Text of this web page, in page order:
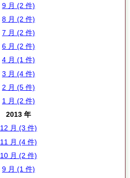
9 月 (2 件)
8 月 (2 件)
7 月 (2 件)
6 月 (2 件)
4 月 (1 件)
3 月 (4 件)
2 月 (5 件)
1 月 (2 件)
2013 年
12 月 (3 件)
11 月 (4 件)
10 月 (2 件)
9 月 (1 件)